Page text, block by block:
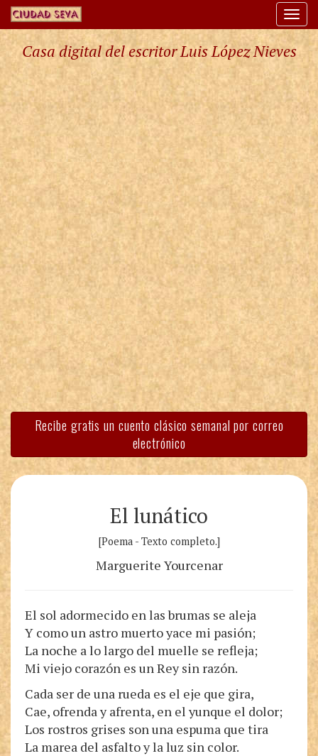
Casa digital del escritor Luis López Nieves
Recibe gratis un cuento clásico semanal por correo
electrónico
El lunático
[Poema - Texto completo.]
Marguerite Yourcenar
El sol adormecido en las brumas se aleja
Y como un astro muerto yace mi pasión;
La noche a lo largo del muelle se refleja;
Mi viejo corazón es un Rey sin razón.
Cada ser de una rueda es el eje que gira,
Cae, ofrenda y afrenta, en el yunque el dolor;
Los rostros grises son una espuma que tira
La marea del asfalto y la luz sin color.